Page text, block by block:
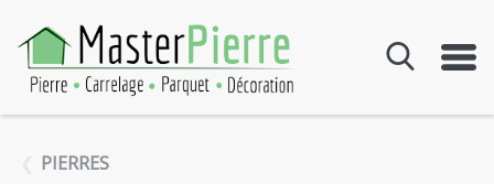
PIERRES